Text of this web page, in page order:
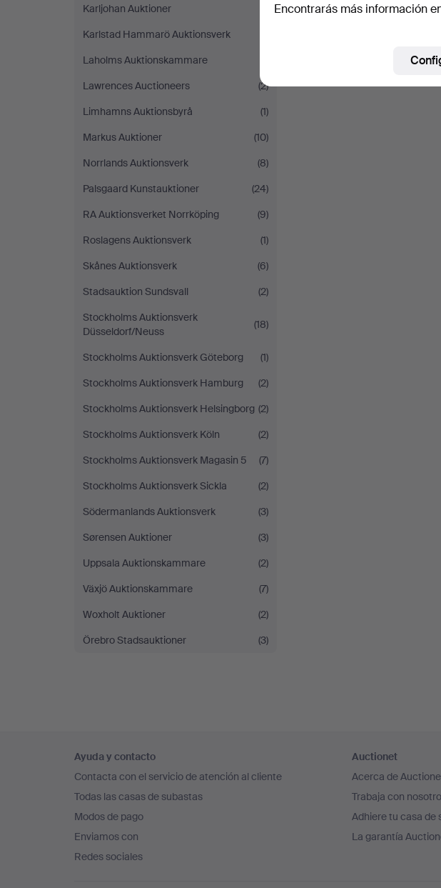
Karljohan Auktioner
Karlstad Hammarö Auktionsverk
Laholms Auktionskammare
Lawrences Auctioneers
(2)
Limhamns Auktionsbyrå
(1)
Markus Auktioner
(10)
Norrlands Auktionsverk
(8)
Palsgaard Kunstauktioner
(24)
RA Auktionsverket Norrköping
(9)
Roslagens Auktionsverk
(1)
Skånes Auktionsverk
(6)
Stadsauktion Sundsvall
(2)
Stockholms Auktionsverk
Düsseldorf/Neuss
(18)
Stockholms Auktionsverk Göteborg
(1)
Stockholms Auktionsverk Hamburg
(2)
Stockholms Auktionsverk Helsingborg (2)
Stockholms Auktionsverk Köln
(2)
Stockholms Auktionsverk Magasin 5
(7)
Stockholms Auktionsverk Sickla
(2)
Södermanlands Auktionsverk
(3)
Sørensen Auktioner
(3)
Uppsala Auktionskammare
(2)
Växjö Auktionskammare
(7)
Woxholt Auktioner
(2)
Örebro Stadsauktioner
(3)
en
el
pie
de
página
Ayuda y contacto
Contacta con el servicio de atención al cliente
Todas las casas de subastas
Modos de pago
Enviamos con
Redes sociales
Auctionet
Acerca de
Trabaja con
Adhiere tu casa de
La garantía
Encontrarás más información